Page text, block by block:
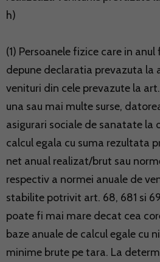
h)
(1) Persoanele fizice care in
depune declaratia prevazuta la
venituri din cele prevazute la art.
una sau mai multe surse,
asigurari sociale de sanatate la
calcul egala cu suma rezultata
net anual realizat/brut sau
respectiv a normei anuale de
stabilite potrivit art. 68, 681 si
poate fi mai mare decat cea
baze anuale de calcul egale cu
minime brute pe tara. La